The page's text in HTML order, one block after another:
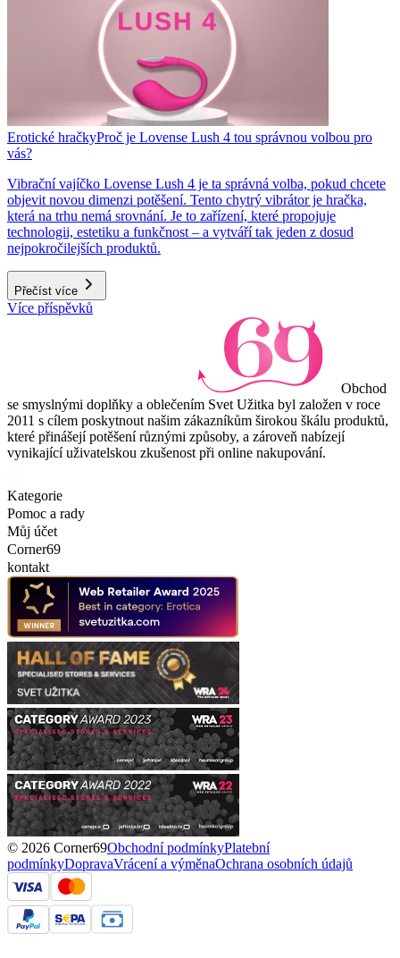
Erotické hračkyProč je Lovense Lush 4 tou správnou volbou pro
vás?
Vibrační vajíčko Lovense Lush 4 je ta správná volba, pokud chcete
objevit novou dimenzi potěšení. Tento chytrý vibrátor je hračka,
která na trhu nemá srovnání. Je to zařízení, které propojuje
technologii, estetiku a funkčnost – a vytváří tak jeden z dosud
nejpokročilejších produktů.
Přečíst více
Více příspěvků
Obchod
se smyslnými doplňky a oblečením Svet Užitka byl založen v roce
2011 s cílem poskytnout našim zákazníkům širokou škálu produktů,
které přinášejí potěšení různými způsoby, a zároveň nabízejí
vynikající uživatelskou zkušenost při online nakupování.
Kategorie
Pomoc a rady
Můj účet
Corner69
kontakt
© 2026 Corner69Obchodní podmínkyPlatební
podmínkyDopravaVrácení a výměnaOchrana osobních údajů